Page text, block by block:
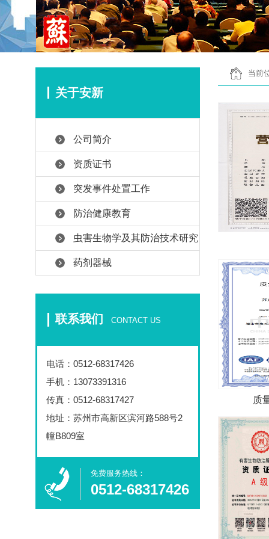
关于安新
公司简介
资质证书
突发事件处置工作
防治健康教育
虫害生物学及其防治技术研究
药剂器械
联系我们 CONTACT US
电话： 0512-68317426
手机：13073391316
传真：0512-68317427
地址：苏州市高新区滨河路588号2
幢B809室
免费服务热线：​
0512-68317426
当前
质